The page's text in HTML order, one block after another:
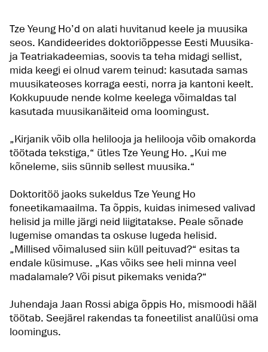
Tze Yeung Ho’d on alati huvitanud keele ja muusika
seos. Kandideerides doktoriõppesse Eesti Muusika-
ja Teatriakadeemias, soovis ta teha midagi sellist,
mida keegi ei olnud varem teinud: kasutada samas
muusikateoses korraga eesti, norra ja kantoni keelt.
Kokkupuude nende kolme keelega võimaldas tal
kasutada muusikanäiteid oma loomingust.
„Kirjanik võib olla helilooja ja helilooja võib omakorda
töötada tekstiga,“ ütles Tze Yeung Ho. „Kui me
kõneleme, siis sünnib sellest muusika.“
Doktoritöö jaoks sukeldus Tze Yeung Ho
foneetikamaailma. Ta õppis, kuidas inimesed valivad
helisid ja mille järgi neid liigitatakse. Peale sõnade
lugemise omandas ta oskuse lugeda helisid.
„Millised võimalused siin küll peituvad?“ esitas ta
endale küsimuse. „Kas võiks see heli minna veel
madalamale? Või pisut pikemaks venida?“
Juhendaja Jaan Rossi abiga õppis Ho, mismoodi hääl
töötab. Seejärel rakendas ta foneetilist analüüsi oma
loomingus.